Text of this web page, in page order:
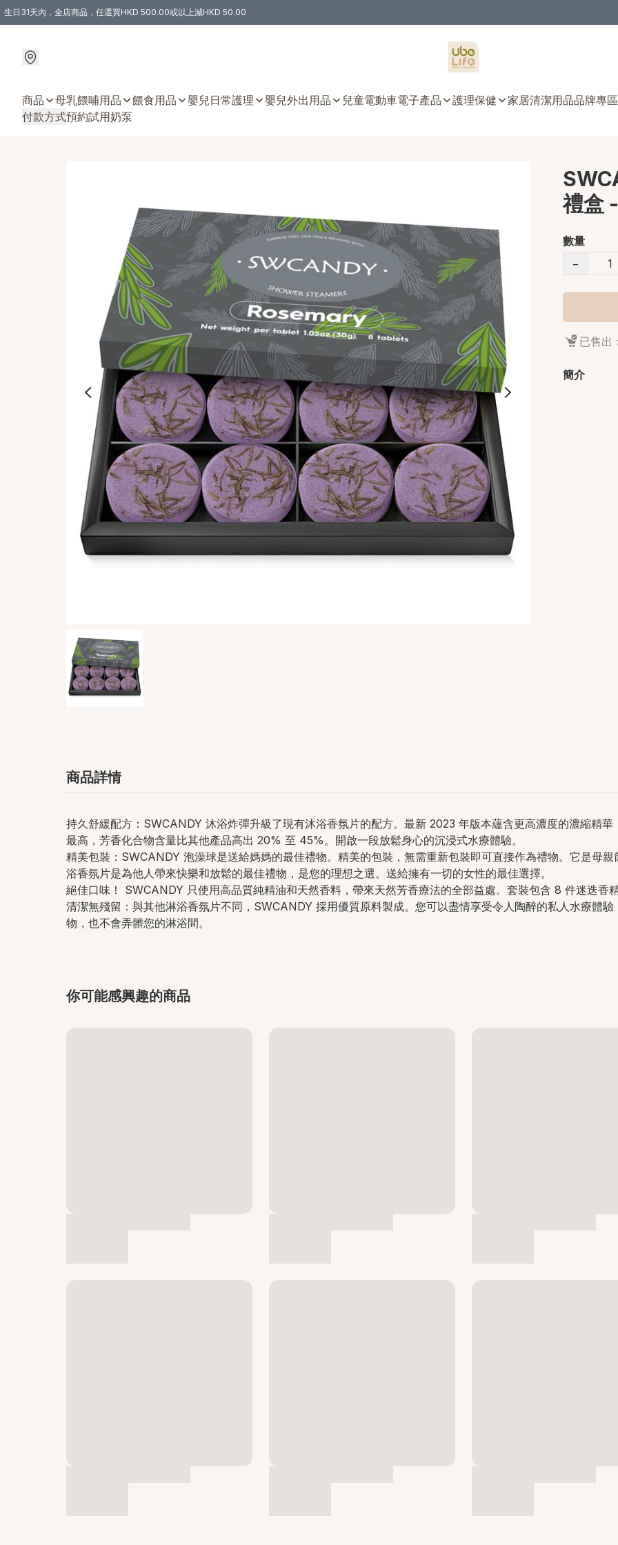
生日31天內，全店商品，任選買HKD 500.00或以上減HKD 50.00
商品 母乳餵哺用品 餵食用品 嬰兒日常護理 嬰兒外出用品 兒童電動車電子產品 護理保健 家居清潔用品品牌專區
付款方式預約試用奶泵
禮盒
數量
−
已售出
簡介
商品詳情
持久舒緩配方：SWCANDY 沐浴炸彈升級了現有沐浴香氛片的配方。最新 2023 年版本蘊含更高濃度的濃縮精
最高，芳香化合物含量比其他產品高出 20% 至 45%。開啟一段放鬆身心的沉浸式水療體驗。
精美包裝：SWCANDY 泡澡球是送給媽媽的最佳禮物。精美的包裝，無需重新包裝即可直接作為禮物。它是母
浴香氛片是為他人帶來快樂和放鬆的最佳禮物，是您的理想之選。送給擁有一切的女性的最佳選擇。
絕佳口味！ SWCANDY 只使用高品質純精油和天然香料，帶來天然芳香療法的全部益處。套裝包含 8 件迷迭香
清潔無殘留：與其他淋浴香氛片不同，SWCANDY 採用優質原料製成。您可以盡情享受令人陶醉的私人水療體
物，也不會弄髒您的淋浴間。
你可能感興趣的商品